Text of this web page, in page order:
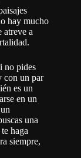
hay mucho
atreve a
.
no pides
con un par
es un
en un
una
haga
siempre,